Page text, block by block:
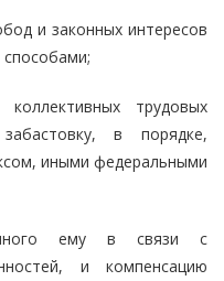
и законных интересов
трудовых
в порядке,
иными федеральными
ему в связи с
и компенсацию